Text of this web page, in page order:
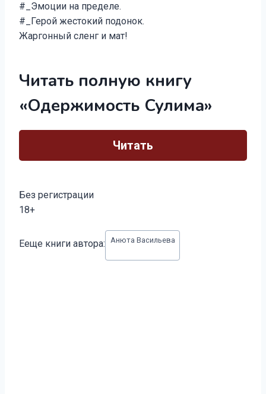
#_Эмоции на пределе.
#_Герой жестокий подонок.
Жаргонный сленг и мат!
Читать полную книгу
«Одержимость Сулима»
Читать
Без регистрации
18+
записи:
Ееще книги автора: Анюта Васильева